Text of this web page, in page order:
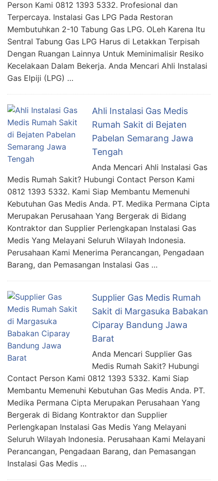
Person Kami 0812 1393 5332. Profesional dan
Terpercaya. Instalasi Gas LPG Pada Restoran
Membutuhkan 2-10 Tabung Gas LPG. OLeh Karena Itu
Sentral Tabung Gas LPG Harus di Letakkan Terpisah
Dengan Ruangan Lainnya Untuk Meminimalisir Resiko
Kecelakaan Dalam Bekerja. Anda Mencari Ahli Instalasi
Gas Elpiji (LPG) …
Ahli Instalasi Gas Medis
Rumah Sakit di Bejaten
Pabelan Semarang Jawa
Tengah
Anda Mencari Ahli Instalasi Gas
Medis Rumah Sakit? Hubungi Contact Person Kami
0812 1393 5332. Kami Siap Membantu Memenuhi
Kebutuhan Gas Medis Anda. PT. Medika Permana Cipta
Merupakan Perusahaan Yang Bergerak di Bidang
Kontraktor dan Supplier Perlengkapan Instalasi Gas
Medis Yang Melayani Seluruh Wilayah Indonesia.
Perusahaan Kami Menerima Perancangan, Pengadaan
Barang, dan Pemasangan Instalasi Gas …
Supplier Gas Medis Rumah
Sakit di Margasuka Babakan
Ciparay Bandung Jawa
Barat
Anda Mencari Supplier Gas
Medis Rumah Sakit? Hubungi
Contact Person Kami 0812 1393 5332. Kami Siap
Membantu Memenuhi Kebutuhan Gas Medis Anda. PT.
Medika Permana Cipta Merupakan Perusahaan Yang
Bergerak di Bidang Kontraktor dan Supplier
Perlengkapan Instalasi Gas Medis Yang Melayani
Seluruh Wilayah Indonesia. Perusahaan Kami Melayani
Perancangan, Pengadaan Barang, dan Pemasangan
Instalasi Gas Medis …